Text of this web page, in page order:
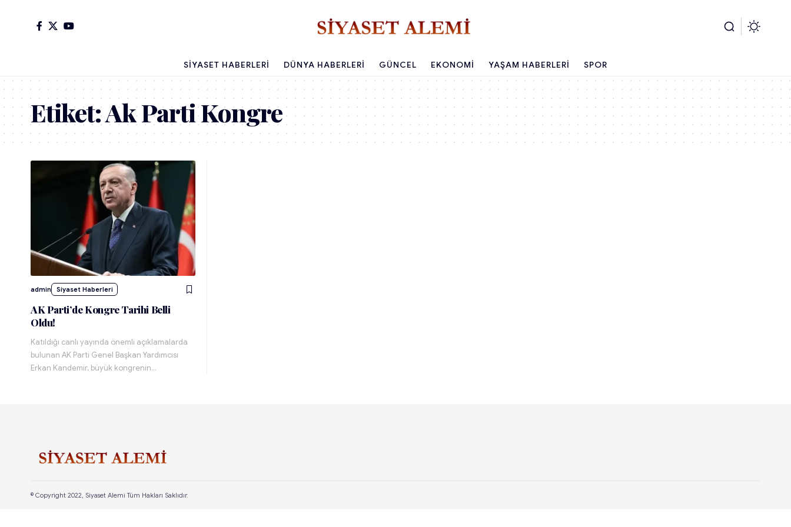
SIYASET HABERLERI DÜNYA HABERLERI GÜNCEL EKONOMI YAŞAM HABERLERI SPOR
Etiket:Ak Parti Kongre
admin Siyaset Haberleri
AK Parti’de Kongre Tarihi Belli
Oldu!
Katıldığı canlı yayında önemli açıklamalarda
bulunan AK Parti Genel Başkan Yardımcısı
Erkan Kandemir, büyük kongrenin…
© Copyright 2022, Siyaset Alemi Tüm Hakları Saklıdır.